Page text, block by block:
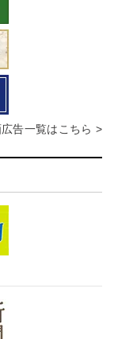
告一覧はこちら >